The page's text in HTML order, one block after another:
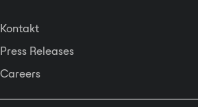
Kontakt
Press Releases
Careers